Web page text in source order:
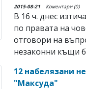
2015-08-21 | Коментари (0)
В 16 ч. днес
по правата на
отговори на
незаконни къщи
12 набелязани
"Максуда"